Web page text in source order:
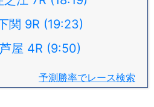
関 9R (19:23)
芦屋 4R (9:50)
予測勝率でレース検索